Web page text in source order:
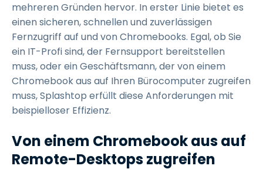
mehreren Gründen hervor. In erster Linie bietet es
einen sicheren, schnellen und zuverlässigen
Fernzugriff auf und von Chromebooks. Egal, ob Sie
ein IT-Profi sind, der Fernsupport bereitstellen
muss, oder ein Geschäftsmann, der von einem
Chromebook aus auf Ihren Bürocomputer zugreifen
muss, Splashtop erfüllt diese Anforderungen mit
beispielloser Effizienz.
Von einem Chromebook aus auf
Remote-Desktops zugreifen